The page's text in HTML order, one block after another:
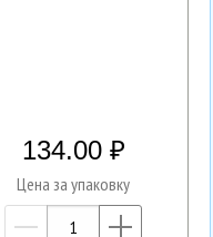
134.00
Цена за упаковку
—